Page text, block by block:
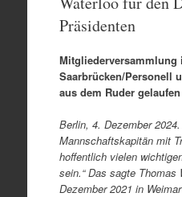
Präsidenten
Mitgliederversammlung
Saarbrücken/Personell
aus dem Ruder gelaufen
Berlin, 4. Dezember
Mannschaftskapitän mit
hoffentlich vielen
sein.“ Das sagte Thomas
Dezember 2021 in